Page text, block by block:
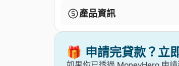
產品資訊
🎁 申請完貸款？立